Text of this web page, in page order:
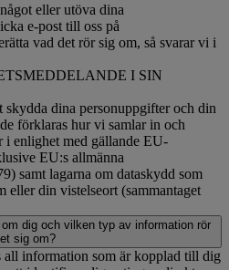
eller utöva dina
e-post till oss på
vad det rör sig om, så svarar vi i
I SIN
dina personuppgifter och din
förklaras hur vi samlar in och
i enlighet med gällande EU-
EU:s allmänna
samt lagarna om dataskydd som
din vistelseort (sammantaget
dig och vilken typ av information rör
sig om?
all information som är kopplad till dig